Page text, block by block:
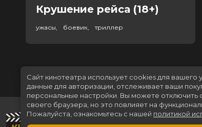
Крушение рейса (18+)
ужасы, боевик, триллер
Сайт кинотеатра использует cookies для вашего
данные для авторизации, отслеживает ваши
персональные настройки. Вы можете отключить
своего браузера, но это повлияет на
Пожалуйста, ознакомьтесь с нашей политикой